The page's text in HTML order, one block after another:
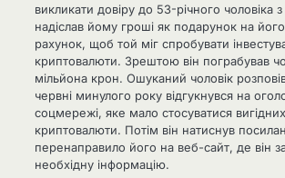
викликати довіру до 53-річного чоловіка
надіслав йому гроші як подарунок на
рахунок, щоб той міг спробувати
криптовалюти. Зрештою він пограбував
мільйона крон. Ошуканий чоловік
червні минулого року відгукнувся на
соцмережі, яке мало стосуватися вигідних
криптовалюти. Потім він натиснув
перенаправило його на веб-сайт, де він
необхідну інформацію.